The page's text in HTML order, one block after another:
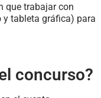
que trabajar con
y tableta gráfica) para
concurso?